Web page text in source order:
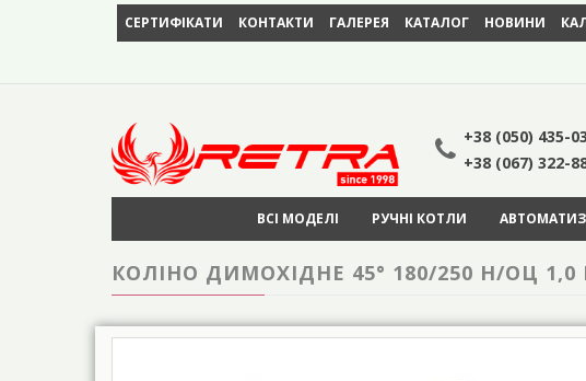
СЕРТИФІКАТИ КОНТАКТИ ГАЛЕРЕЯ КАТАЛОГ НОВИНИ
+38 (050) 435-
+38 (067) 322-
ВСІ МОДЕЛІ РУЧНІ КОТЛИ
КОЛІНО ДИМОХІДНЕ 45° 180/250 Н/ОЦ